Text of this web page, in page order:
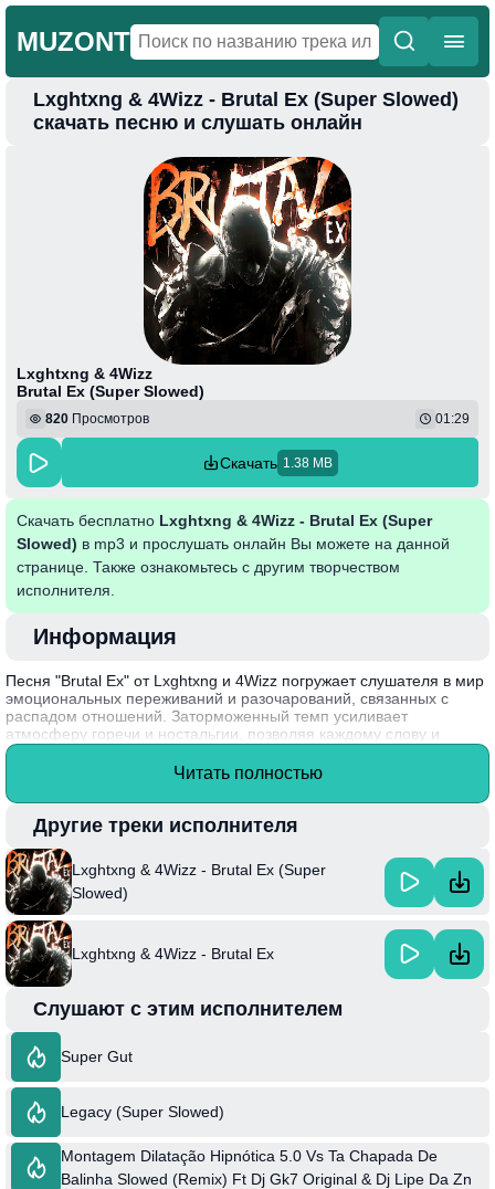
MUZONT
Главная
Lxghtxng & 4Wizz - Brutal Ex (Super Slowed)
скачать песню и слушать онлайн
Lxghtxng & 4Wizz
Brutal Ex (Super Slowed)
820 Просмотров 01:29
Скачать 1.38 MB
Скачать бесплатно Lxghtxng & 4Wizz - Brutal Ex (Super
Slowed) в mp3 и прослушать онлайн Вы можете на данной
странице. Также ознакомьтесь с другим творчеством
исполнителя.
Информация
Песня "Brutal Ex" от Lxghtxng и 4Wizz погружает слушателя в мир
эмоциональных переживаний и разочарований, связанных с
распадом отношений. Заторможенный темп усиливает
атмосферу горечи и ностальгии, позволяя каждому слову и
мелодии глубже резонировать с чувствами утраты и боли.
Артисты удачно комбинируют современные музыкальные
звуковой пейзаж, который проникает в душу.
Интересный факт: Lxghtxng известен своим экспериментальным
подходом к музыке, неожиданно сочетая различные жанры и
стили в своих треках.
Читать полностью
Другие треки исполнителя
Lxghtxng & 4Wizz - Brutal Ex (Super
Slowed)
Lxghtxng & 4Wizz - Brutal Ex
Слушают с этим исполнителем
Super Gut
Legacy (Super Slowed)
Montagem Dilatação Hipnótica 5.0 Vs Ta Chapada De
Balinha Slowed (Remix) Ft Dj Gk7 Original & Dj Lipe Da Zn